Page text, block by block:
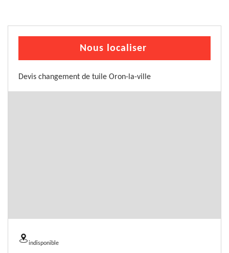
Nous localiser
Devis changement de tuile Oron-la-ville
indisponible